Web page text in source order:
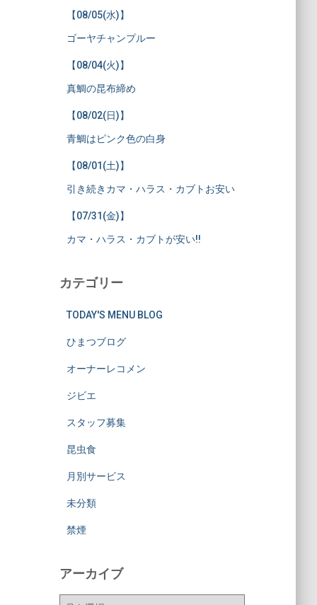
【08/05(水)】
ゴーヤチャンプルー
【08/04(火)】
真鯛の昆布締め
【08/02(日)】
青鯛はピンク色の白身
【08/01(土)】
引き続きカマ・ハラス・カブトお安い
【07/31(金)】
カマ・ハラス・カブトが安い!!
カテゴリー
TODAY'S MENU BLOG
ひまつブログ
オーナーレコメン
ジビエ
スタッフ募集
昆虫食
月別サービス
未分類
禁煙
アーカイブ
ア